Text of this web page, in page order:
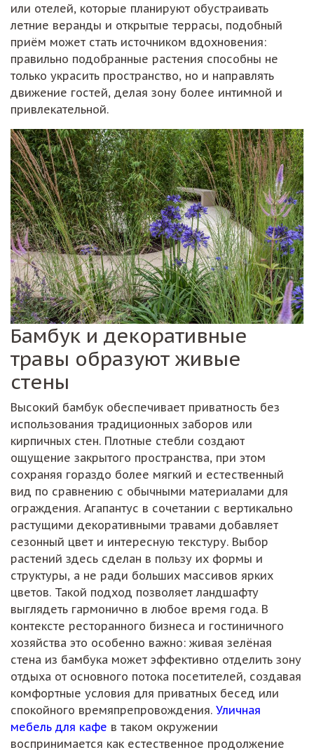
или отелей, которые планируют обустраивать
летние веранды и открытые террасы, подобный
приём может стать источником вдохновения:
правильно подобранные растения способны не
только украсить пространство, но и направлять
движение гостей, делая зону более интимной и
привлекательной.
Бамбук и декоративные
травы образуют живые
стены
Высокий бамбук обеспечивает приватность без
использования традиционных заборов или
кирпичных стен. Плотные стебли создают
ощущение закрытого пространства, при этом
сохраняя гораздо более мягкий и естественный
вид по сравнению с обычными материалами для
ограждения. Агапантус в сочетании с вертикально
растущими декоративными травами добавляет
сезонный цвет и интересную текстуру. Выбор
растений здесь сделан в пользу их формы и
структуры, а не ради больших массивов ярких
цветов. Такой подход позволяет ландшафту
выглядеть гармонично в любое время года. В
контексте ресторанного бизнеса и гостиничного
хозяйства это особенно важно: живая зелёная
стена из бамбука может эффективно отделить зону
отдыха от основного потока посетителей, создавая
комфортные условия для приватных бесед или
спокойного времяпрепровождения. Уличная
мебель для кафе в таком окружении
воспринимается как естественное продолжение